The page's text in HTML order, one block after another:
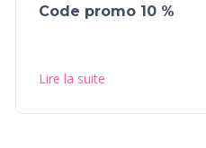
Code promo 10 %
Lire la suite